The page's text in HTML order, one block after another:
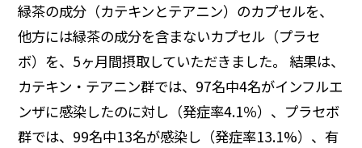
緑茶の成分（カテキンとテアニン）のカプセルを、
他方には緑茶の成分を含まないカプセル（プラセ
ボ）を、5ヶ月間摂取していただきました。 結果は、
カテキン・テアニン群では、97名中4名がインフルエ
ンザに感染したのに対し（発症率4.1％）、プラセボ
群では、99名中13名が感染し（発症率13.1%）、有